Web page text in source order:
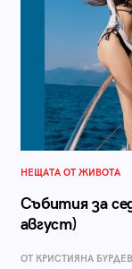
НЕЩАТА ОТ ЖИВОТА
Събития за
август)
ОТ КРИСТИЯНА